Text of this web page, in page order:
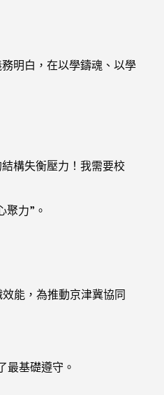
明白，在以學鑄魂、以學
構失衡壓力！我需要校
聚力”。
能，為推動京津冀協同
最基礎遵守。